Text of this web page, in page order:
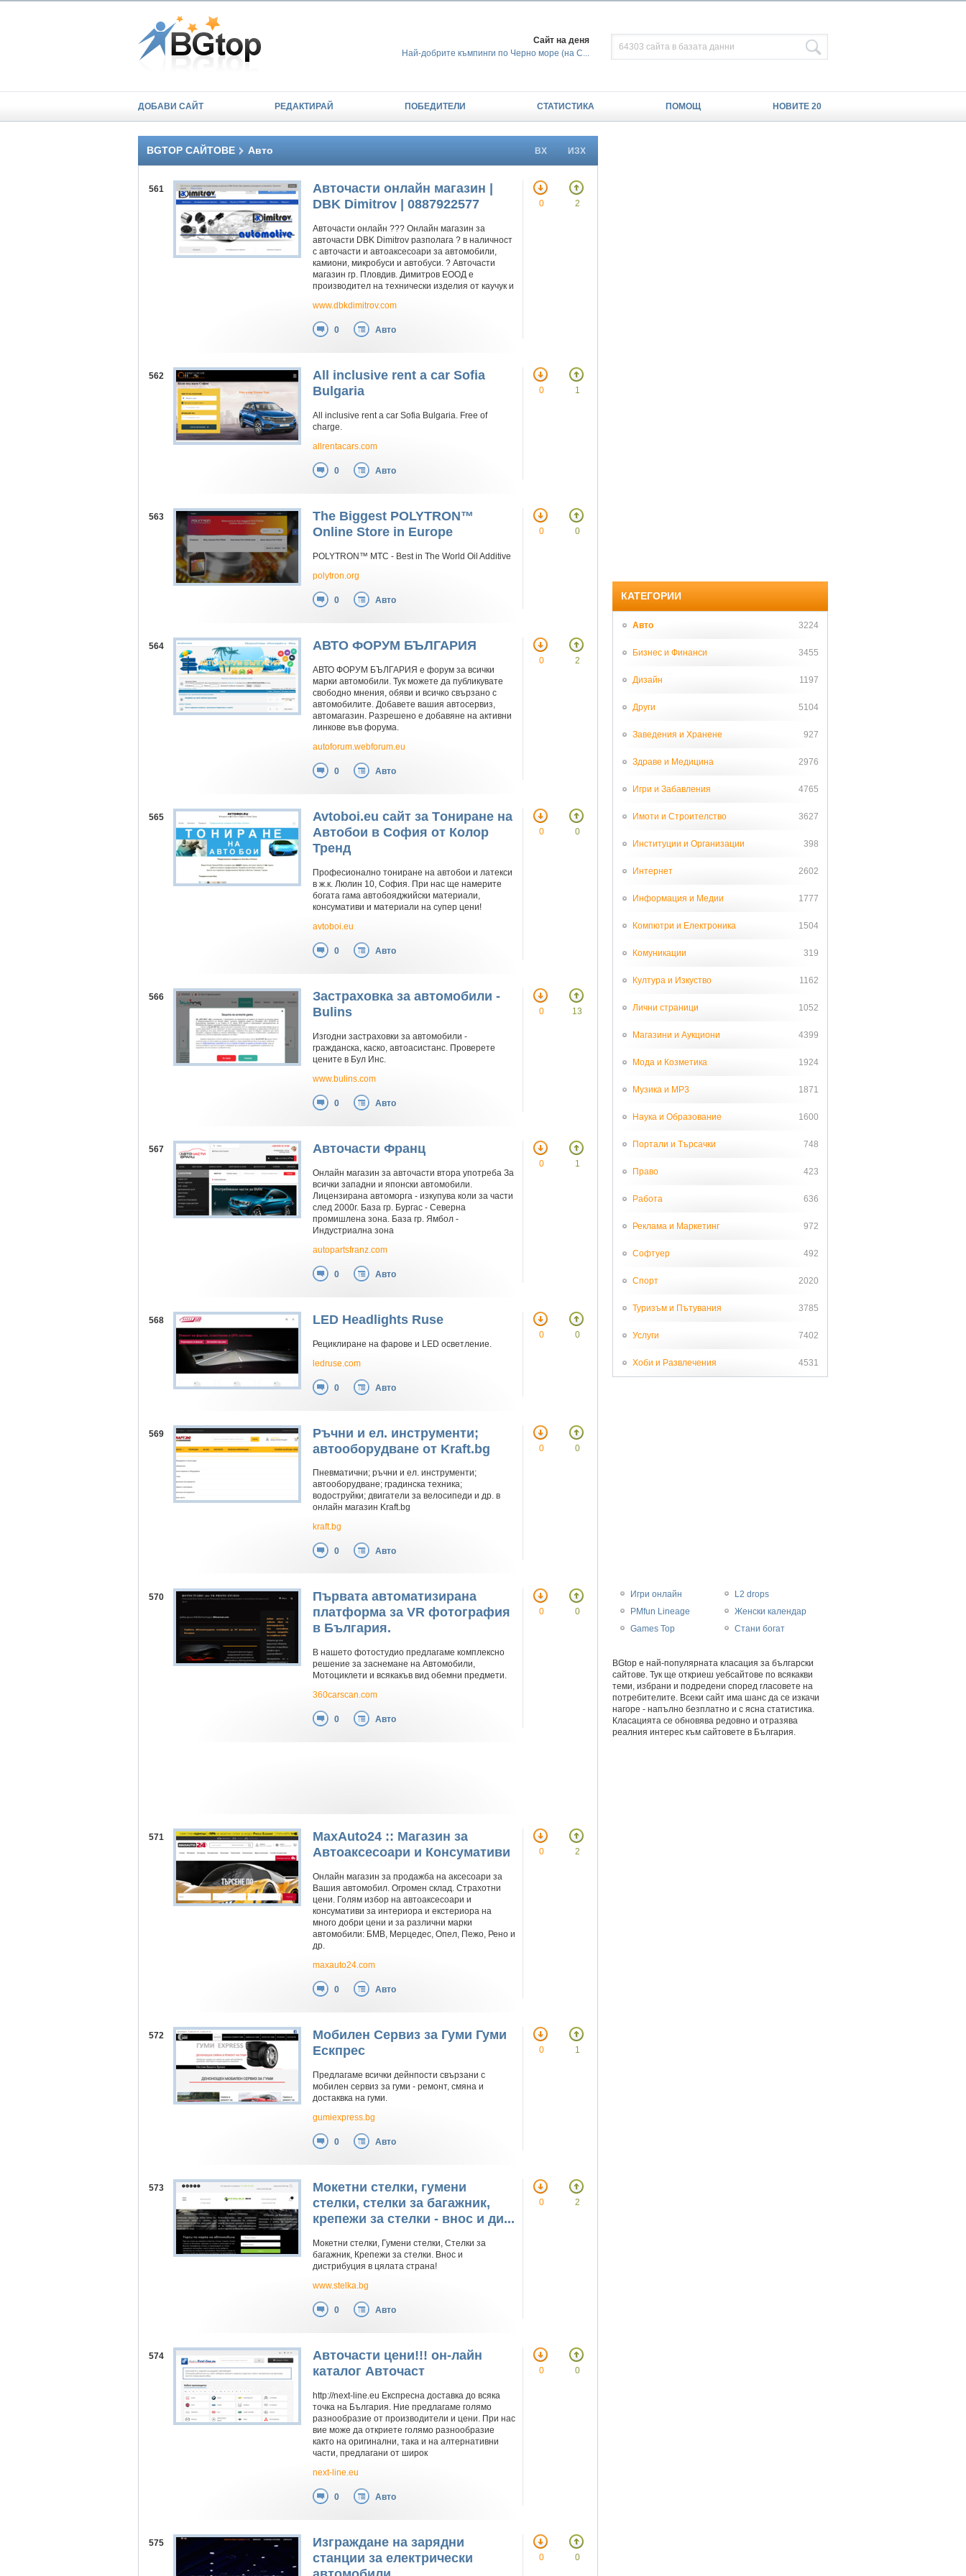
Сайт на деня
Най-добрите къмпинги по Черно море (на С...
ДОБАВИ САЙТ РЕДАКТИРАЙ ПОБЕДИТЕЛИ СТАТИСТИКА ПОМОЩ НОВИТЕ 20
ИЗХ
ВХ
BGTOP САЙТОВЕ Авто
561
Авточасти онлайн магазин |
DBK Dimitrov | 0887922577
Авточасти онлайн ??? Онлайн магазин за
авточасти DBK Dimitrov разполага ? в наличност
с авточасти и автоаксесоари за автомобили,
камиони, микробуси и автобуси. ? Авточасти
магазин гр. Пловдив. Димитров ЕООД е
производител на технически изделия от каучук и
www.dbkdimitrov.com
0 Авто
0 2
562
All inclusive rent a car Sofia
Bulgaria
All inclusive rent a car Sofia Bulgaria. Free of
charge.
allrentacars.com
0 Авто
0 1
563
The Biggest POLYTRON™
Online Store in Europe
POLYTRON™ MTC - Best in The World Oil Additive
polytron.org
0 Авто
0 0
564 АВТО ФОРУМ БЪЛГАРИЯ
АВТО ФОРУМ БЪЛГАРИЯ е форум за всички
марки автомобили. Тук можете да публикувате
свободно мнения, обяви и всичко свързано с
автомобилите. Добавете вашия автосервиз,
автомагазин. Разрешено е добавяне на активни
линкове във форума.
autoforum.webforum.eu
0 Авто
0 2
565
Avtoboi.eu сайт за Tониране на
Aвтобои в София от Колор
Тренд
Професионално тониране на автобои и латекси
в ж.к. Люлин 10, София. При нас ще намерите
богата гама автобояджийски материали,
консумативи и материали на супер цени!
avtoboi.eu
0 Авто
0 0
566
Застраховка за автомобили -
Bulins
Изгодни застраховки за автомобили -
гражданска, каско, автоасистанс. Проверете
цените в Бул Инс.
www.bulins.com
0 Авто
0 13
567 Авточасти Франц
Онлайн магазин за авточасти втора употреба За
всички западни и японски автомобили.
Лицензирана автоморга - изкупува коли за части
след 2000г. База гр. Бургас - Северна
промишлена зона. База гр. Ямбол -
Индустриална зона
autopartsfranz.com
0 Авто
0 1
568 LED Headlights Ruse
Рециклиране на фарове и LED осветление.
ledruse.com
0 Авто
0 0
569
Ръчни и ел. инструменти;
автооборудване от Kraft.bg
Пневматични; ръчни и ел. инструменти;
автооборудване; градинска техника;
водоструйки; двигатели за велосипеди и др. в
онлайн магазин Kraft.bg
kraft.bg
0 Авто
0 0
570
Първата автоматизирана
платформа за VR фотография
в България.
В нашето фотостудио предлагаме комплексно
решение за заснемане на Автомобили,
Мотоциклети и всякакъв вид обемни предмети.
360carscan.com
0 Авто
0 0
571
MaxAuto24 :: Магазин за
Автоаксесоари и Консумативи
Онлайн магазин за продажба на аксесоари за
Вашия автомобил. Огромен склад. Страхотни
цени. Голям избор на автоаксесоари и
консумативи за интериора и екстериора на
много добри цени и за различни марки
автомобили: БМВ, Мерцедес, Опел, Пежо, Рено и
др.
maxauto24.com
0 Авто
0 2
572
Мобилен Сервиз за Гуми Гуми
Ескпрес
Предлагаме всички дейнпости свързани с
мобилен сервиз за гуми - ремонт, смяна и
достаквка на гуми.
gumiexpress.bg
0 Авто
0 1
573
Мокетни стелки, гумени
стелки, стелки за багажник,
крепежи за стелки - внос и ди...
Мокетни стелки, Гумени стелки, Стелки за
багажник, Крепежи за стелки. Внос и
дистрибуция в цялата страна!
www.stelka.bg
0 Авто
0 2
574
Авточасти цени!!! он-лайн
каталог Авточаст
http://next-line.eu Експресна доставка до всяка
точка на България. Ние предлагаме голямо
разнообразие от производители и цени. При нас
вие може да откриете голямо разнообразие
както на оригинални, така и на алтернативни
части, предлагани от широк
next-line.eu
0 Авто
0 0
575
Изграждане на зарядни
станции за електрически
0 0
КАТЕГОРИИ
Авто 3224
Бизнес и Финанси 3455
Дизайн 1197
Други 5104
Заведения и Хранене 927
Здраве и Медицина 2976
Игри и Забавления 4765
Имоти и Строителство 3627
Институции и Организации 398
Интернет 2602
Информация и Медии 1777
Компютри и Електроника 1504
Комуникации 319
Култура и Изкуство 1162
Лични страници 1052
Магазини и Аукциони 4399
Мода и Козметика 1924
Музика и MP3 1871
Наука и Образование 1600
Портали и Търсачки 748
Право 423
Работа 636
Реклама и Маркетинг 972
Софтуер 492
Спорт 2020
Туризъм и Пътувания 3785
Услуги 7402
Хоби и Развлечения 4531
Игри онлайн
PMfun Lineage
Games Top
L2 drops
Женски календар
Стани богат
BGtop e най-популярната класация за български
сайтове. Тук ще откриеш уебсайтове по всякакви
теми, избрани и подредени според гласовете на
потребителите. Всеки сайт има шанс да се изкачи
нагоре - напълно безплатно и с ясна статистика.
Класацията се обновява редовно и отразява
реалния интерес към сайтовете в България.